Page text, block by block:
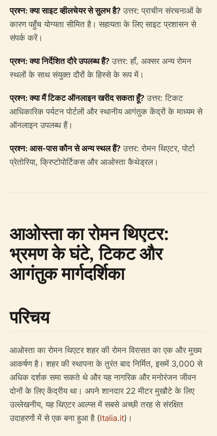
प्रश्न: क्या साइट व्हीलचेयर से सुलभ है? उत्तर: प्राचीन संरचनाओं के
कारण पहुँच योग्यता सीमित है। सहायता के लिए साइट प्रशासन से
संपर्क करें।
प्रश्न: क्या निर्देशित दौरे उपलब्ध हैं? उत्तर: हाँ, अक्सर अन्य रोमन
स्थलों के साथ संयुक्त दौरों के हिस्से के रूप में।
प्रश्न: क्या मैं टिकट ऑनलाइन खरीद सकता हूँ? उत्तर: टिकट
आधिकारिक पर्यटन पोर्टलों और स्थानीय आगंतुक केंद्रों के माध्यम से
ऑनलाइन उपलब्ध हैं।
प्रश्न: आस-पास कौन से अन्य स्थल हैं? उत्तर: रोमन थिएटर, पोर्टा
प्रेतोरिया, क्रिप्टोपोर्टिकस और आओस्ता कैथेड्रल।
आओस्ता का रोमन थिएटर:
भ्रमण के घंटे, टिकट और
आगंतुक मार्गदर्शिका
परिचय
आओस्ता का रोमन थिएटर शहर की रोमन विरासत का एक और मुख्य
आकर्षण है। शहर की स्थापना के तुरंत बाद निर्मित, इसमें 3,000 से
अधिक दर्शक समा सकते थे और यह नागरिक और मनोरंजन जीवन
दोनों के लिए केंद्रीय था। अपने शानदार 22 मीटर मुखौटे के लिए
उल्लेखनीय, यह थिएटर आल्प्स में सबसे अच्छी तरह से संरक्षित
उदाहरणों में से एक बना हुआ है (Italia.it)।